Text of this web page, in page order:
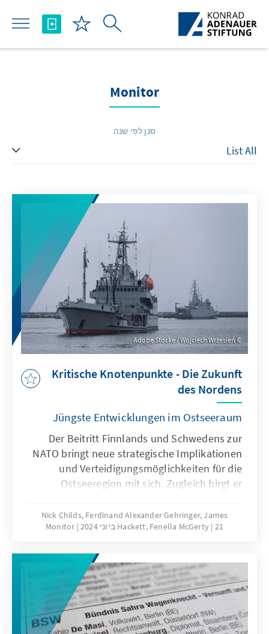
Skip to Main Content
Monitor
סנן לפי שנה
Adobe Stocke / Wojciech Wrzesień
Kritische Knotenpunkte - Die Zukunft
des Nordens
Jüngste Entwicklungen im Ostseeraum
Der Beitritt Finnlands und Schwedens zur
NATO bringt neue strategische Implikationen
und Verteidigungsmöglichkeiten für die
Ostseeregion mit sich. Zugleich birgt er
Region auch zusätzliche Herausforderungen
für das Bündnis. Während die NATO agile
Zusammenarbeit zwischen den baltischen
und nordischen Staaten noch
entscheidender.
Nick Childs, Ferdinand Alexander Gehringer, James
Hackett, Fenella McGerty 21 ביוני 2024 Monitor